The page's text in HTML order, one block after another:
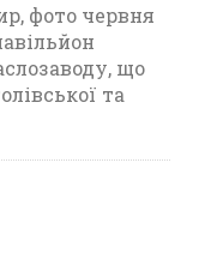
фото червня
що
та